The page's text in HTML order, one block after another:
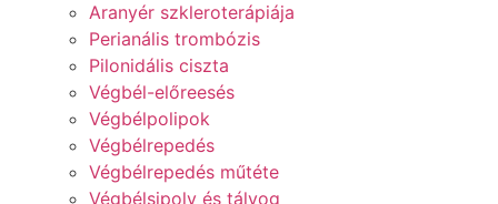
Aranyér szkleroterápiája
Perianális trombózis
Pilonidális ciszta
Végbél-előreesés
Végbélpolipok
Végbélrepedés
Végbélrepedés műtéte
Végbélsipoly és tályog